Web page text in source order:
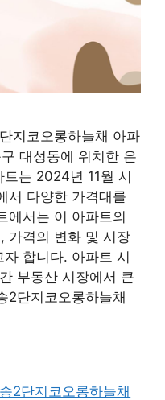
지코오롱하늘채 아파
대성동에 위치한 은
는 2024년 11월 시
서 다양한 가격대를
에서는 이 아파트의
가격의 변화 및 시장
합니다. 아파트 시
부동산 시장에서 큰
2단지코오롱하늘채
2단지코오롱하늘채